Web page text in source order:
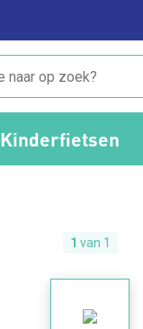
Kinderfietsen
1 van 1